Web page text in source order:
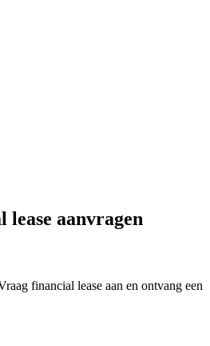
aanvragen
financial lease aan en ontvang een